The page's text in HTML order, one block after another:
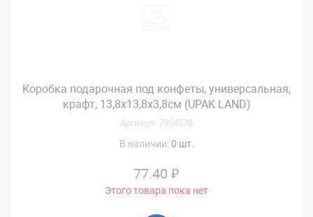
Коробка подарочная под конфеты, универсальная,
крафт, 13,8х13,8х3,8см (UPAK LAND)
Артикул: 7904578
В наличии: 0 шт.
77.40 ₽
Этого товара пока нет